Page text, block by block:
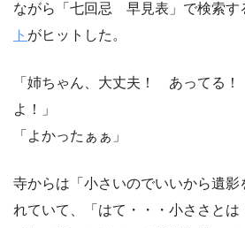
ながら「七回忌 早見表」で検索す
ト がヒットした。
「姉ちゃん、大丈夫！ あってる
よ！」
「よかったぁぁ」
寺からは「小さいのでいいから遺影
れていて、「はて・・・小ささと